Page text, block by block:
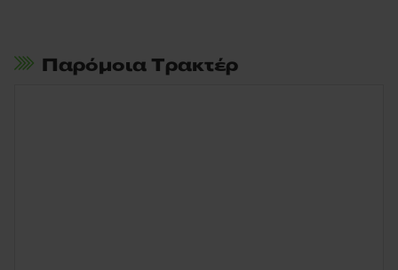
Παρόμοια Τρακτέρ